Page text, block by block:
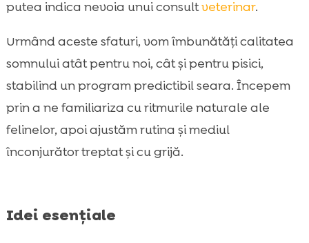
putea indica nevoia unui consultveterinar.
Urmând aceste sfaturi, vom îmbunătăți calitatea
somnului atât pentru noi, cât și pentru pisici,
stabilind un program predictibil seara. Începem
prin a ne familiariza cu ritmurile naturale ale
felinelor, apoi ajustăm rutina și mediul
înconjurător treptat și cu grijă.
Idei esențiale